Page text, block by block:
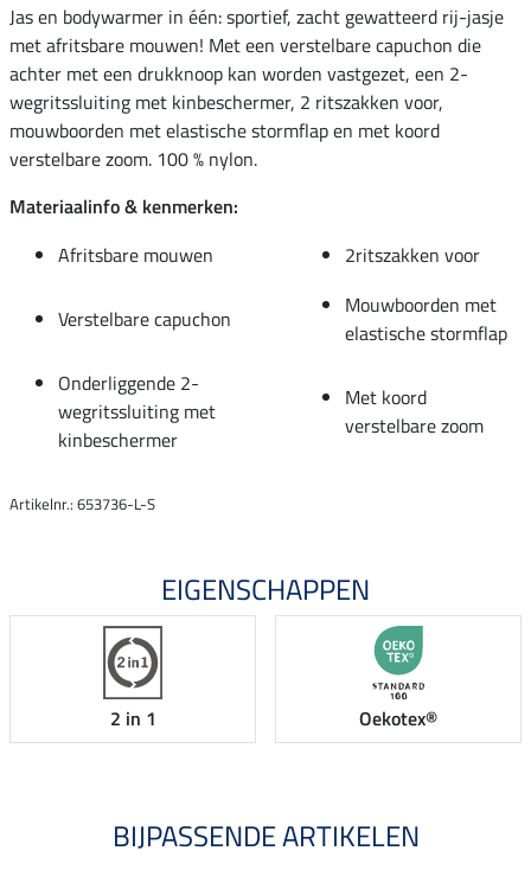
Jas en bodywarmer in één: sportief, zacht gewatteerd rij-jasje
met afritsbare mouwen! Met een verstelbare capuchon die
achter met een drukknoop kan worden vastgezet, een 2-
wegritssluiting met kinbeschermer, 2 ritszakken voor,
mouwboorden met elastische stormflap en met koord
verstelbare zoom. 100 % nylon.
Materiaalinfo & kenmerken:
Afritsbare mouwen
2ritszakken voor
Verstelbare capuchon
Mouwboorden met
elastische stormflap
Onderliggende 2-
wegritssluiting met
kinbeschermer
Met koord
verstelbare zoom
Artikelnr.: 653736-L-S
EIGENSCHAPPEN
2 in 1 Oekotex®
BIJPASSENDE ARTIKELEN